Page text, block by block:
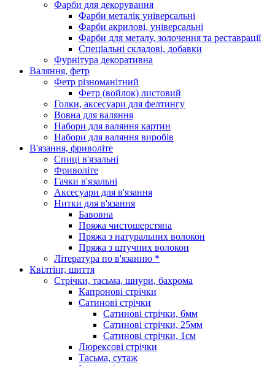
Фарби для декорування
Фарби металік універсальні
Фарби акрилові, універсальні
Фарби для металу, золочення та реставрації
Спеціальні складові, добавки
Фурнітура декоративна
Валяння, фетр
Фетр різноманітний
Фетр (войлок) листовий
Голки, аксесуари для фелтингу
Вовна для валяння
Набори для валяння картин
Набори для валяння виробів
В'язання, фриволіте
Спиці в'язальні
Фриволіте
Гачки в'язальні
Аксесуари для в'язання
Нитки для в'язання
Бавовна
Пряжа чистошерстяна
Пряжа з натуральних волокон
Пряжа з штучних волокон
Література по в'язанню *
Квілтінг, шиття
Стрічки, тасьма, шнури, бахрома
Капронові стрічки
Сатинові стрічки
Сатинові стрічки, 6мм
Сатинові стрічки, 25мм
Сатинові стрічки, 1см
Люрексові стрічки
Тасьма, сутаж